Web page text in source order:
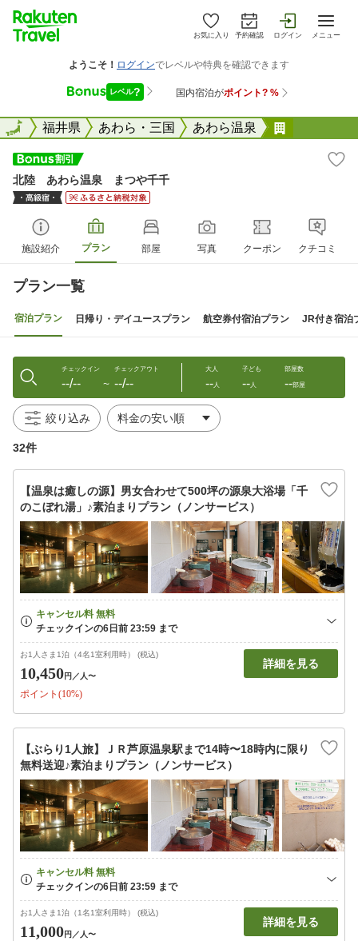
お気に入り 予約確認 ログイン メニュー
全国福井県 あわら・三国 あわら温泉
全国
北陸 あわら温泉 まつや千千
施設紹介 プラン 部屋 写真 クーポン クチコミ
プラン一覧
宿泊プラン 日帰り・デイユースプラン 航空券付宿泊プラン JR付き宿泊
チェックイン
--/-- 〜
チェックアウト
--/--
大人
--人
子ども
--人
部屋数
--部屋
絞り込み
32件
【温泉は癒しの源】男女合わせて500坪の源泉大浴場「千
のこぼれ湯」♪素泊まりプラン（ノンサービス）
お1人さま1泊（4名1室利用時） (税込)
10,450円 ／人〜
ポイント(10%)
詳細を見る
【ぶらり1人旅】ＪＲ芦原温泉駅まで14時〜18時内に限り
無料送迎♪素泊まりプラン（ノンサービス）
お1人さま1泊（1名1室利用時） (税込)
11,000円 ／人〜
詳細を見る